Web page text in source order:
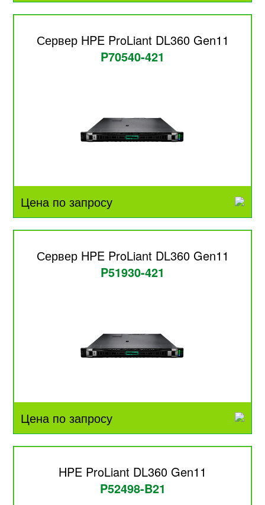
Сервер HPE ProLiant DL360 Gen11
P70540-421
Цена по запросу
Сервер HPE ProLiant DL360 Gen11
P51930-421
Цена по запросу
HPE ProLiant DL360 Gen11
P52498-B21